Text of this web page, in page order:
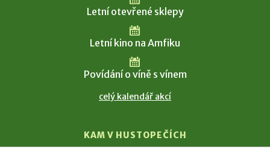
Letní otevřené sklepy
Letní kino na Amfiku
Povídání o víně s vínem
celý kalendář akcí
KAM V HUSTOPEČÍCH